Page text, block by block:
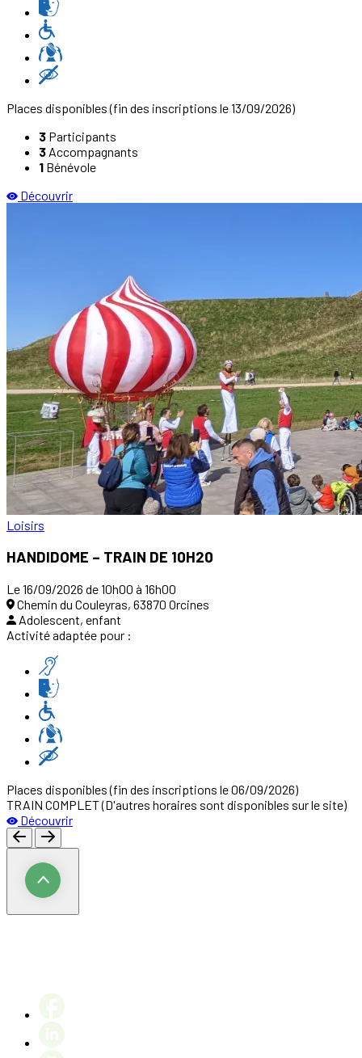
Places disponibles(fin des inscriptions le 13/09/2026)
3 Participants
3 Accompagnants
1 Bénévole
Découvrir
Loisirs
HANDIDOME – TRAIN DE 10H20
Le 16/09/2026 de 10h00 à 16h00
Chemin du Couleyras, 63870 Orcines
Adolescent, enfant
Activité adaptée pour :
Places disponibles(fin des inscriptions le 06/09/2026)
TRAIN COMPLET (D'autres horaires sont disponibles sur le site)
Découvrir